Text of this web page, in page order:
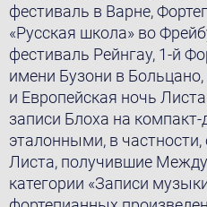
фестиваль в Варне,
«Русская школа» во
фестиваль Рейнгау, 1-й
имени Бузони в
и Европейская ночь
записи Блоха на
эталонными, в
Листа, получившие
категории «Записи